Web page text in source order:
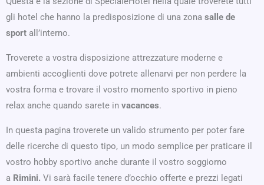
gli hotel che hanno la predisposizione di una zona salle de
sport all’interno.
Troverete a vostra disposizione attrezzature moderne e
ambienti accoglienti dove potrete allenarvi per non perdere la
vostra forma e trovare il vostro momento sportivo in pieno
relax anche quando sarete in vacances.
In questa pagina troverete un valido strumento per poter fare
delle ricerche di questo tipo, un modo semplice per praticare il
vostro hobby sportivo anche durante il vostro soggiorno
a Rimini. Vi sarà facile tenere d’occhio offerte e prezzi legati